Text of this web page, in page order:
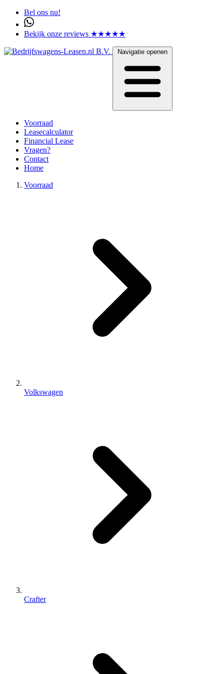
Bel ons nu!
Bekijk onze reviews ★★★★★
Navigatie openen
Voorraad
Leasecalculator
Financial Lease
Vragen?
Contact
Home
Voorraad
Volkswagen
Crafter